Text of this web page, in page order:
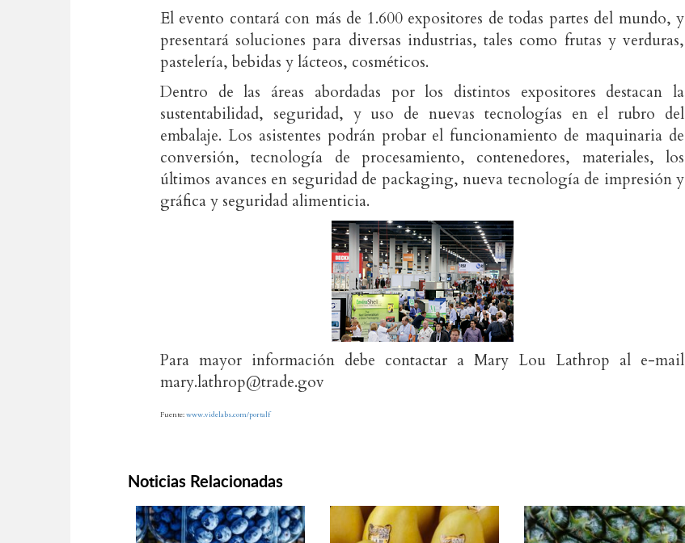
El evento contará con más de 1.600 expositores de todas partes del mundo, y
presentará soluciones para diversas industrias, tales como frutas y verduras,
pastelería, bebidas y lácteos, cosméticos.
Dentro de las áreas abordadas por los distintos expositores destacan la
sustentabilidad, seguridad, y uso de nuevas tecnologías en el rubro del
embalaje. Los asistentes podrán probar el funcionamiento de maquinaria de
conversión, tecnología de procesamiento, contenedores, materiales, los
últimos avances en seguridad de packaging, nueva tecnología de impresión y
gráfica y seguridad alimenticia.
Para mayor información debe contactar a Mary Lou Lathrop al e-mail
mary.lathrop@trade.gov
Fuente:www.videlabs.com/portalf
Noticias Relacionadas